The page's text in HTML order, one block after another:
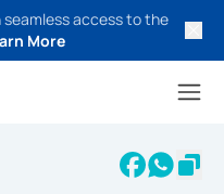
access to the
More